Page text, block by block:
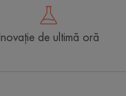
Inovație de ultimă oră